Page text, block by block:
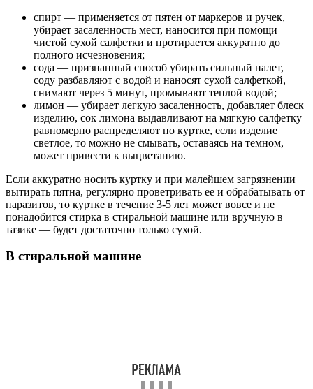
спирт — применяется от пятен от маркеров и ручек,
убирает засаленность мест, наносится при помощи
чистой сухой салфетки и протирается аккуратно до
полного исчезновения;
сода — признанный способ убирать сильный налет,
соду разбавляют с водой и наносят сухой салфеткой,
снимают через 5 минут, промывают теплой водой;
лимон — убирает легкую засаленность, добавляет блеск
изделию, сок лимона выдавливают на мягкую салфетку
равномерно распределяют по куртке, если изделие
светлое, то можно не смывать, оставаясь на темном,
может привести к выцветанию.
Если аккуратно носить куртку и при малейшем загрязнении
вытирать пятна, регулярно проветривать ее и обрабатывать от
паразитов, то куртке в течение 3-5 лет может вовсе и не
понадобится стирка в стиральной машине или вручную в
тазике — будет достаточно только сухой.
В стиральной машине